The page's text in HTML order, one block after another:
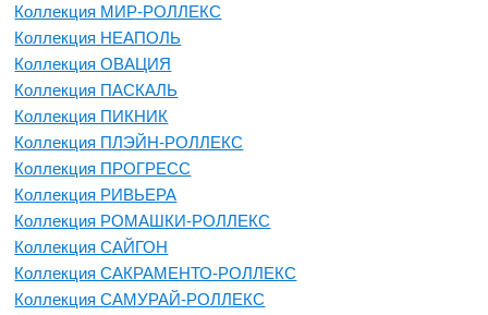
Коллекция МИР-РОЛЛЕКС
Коллекция НЕАПОЛЬ
Коллекция ОВАЦИЯ
Коллекция ПАСКАЛЬ
Коллекция ПИКНИК
Коллекция ПЛЭЙН-РОЛЛЕКС
Коллекция ПРОГРЕСС
Коллекция РИВЬЕРА
Коллекция РОМАШКИ-РОЛЛЕКС
Коллекция САЙГОН
Коллекция САКРАМЕНТО-РОЛЛЕКС
Коллекция САМУРАЙ-РОЛЛЕКС